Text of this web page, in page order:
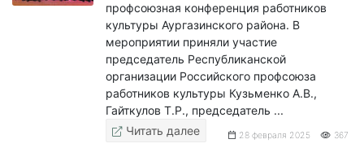
профсоюзная конференция работников
культуры Аургазинского района. В
мероприятии приняли участие
председатель Республиканской
организации Российского профсоюза
работников культуры Кузьменко А.В.,
Гайткулов Т.Р., председатель ...
28 февраля 2025 367
Читать далее